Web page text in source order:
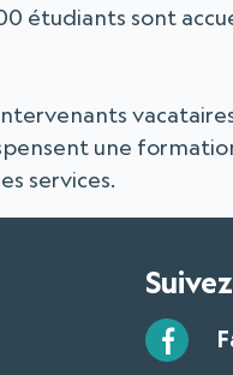
étudiants sont
une
services.